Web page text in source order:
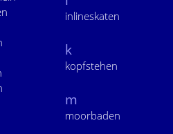
inlineskaten
k
kopfstehen
m
moorbaden